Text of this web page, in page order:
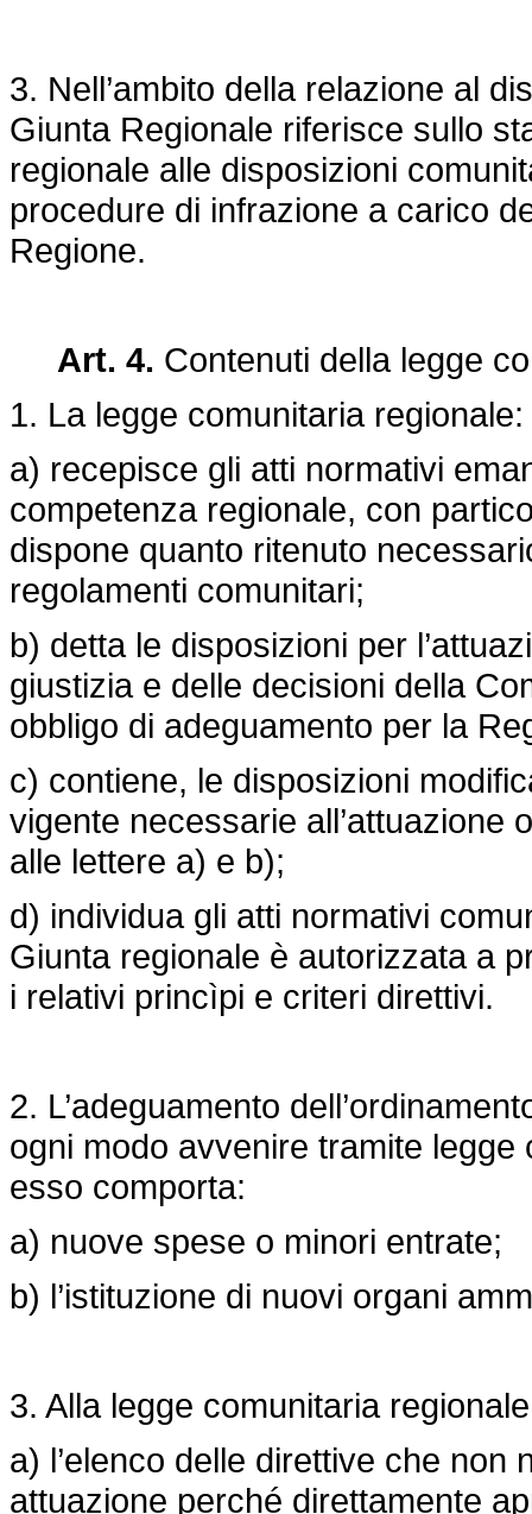
3. Nell’ambito della relazione al
Giunta Regionale riferisce sullo
regionale alle disposizioni
procedure di infrazione a carico
Regione.
Art. 4. Contenuti della legge
1. La legge comunitaria regionale:
a) recepisce gli atti normativi
competenza regionale, con
dispone quanto ritenuto
regolamenti comunitari;
b) detta le disposizioni per
giustizia e delle decisioni della
obbligo di adeguamento per la
c) contiene, le disposizioni
vigente necessarie all’attuazione
alle lettere a) e b);
d) individua gli atti normativi
Giunta regionale è autorizzata a
i relativi princìpi e criteri direttivi.
2. L’adeguamento
ogni modo avvenire tramite
esso comporta:
a) nuove spese o minori entrate;
b) l’istituzione di nuovi organi
3. Alla legge comunitaria
a) l’elenco delle direttive che
attuazione perché direttamente